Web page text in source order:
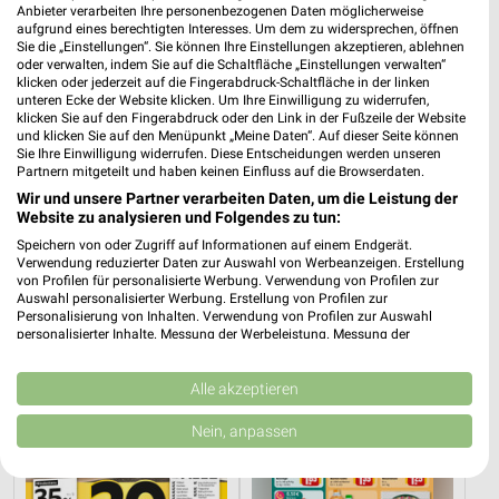
0,3 km
Angebote ab 03.08.
Noch morgen gültig
7,1 km
Dieter Knoll
Gültig bis Fr. 14.08.
XXXLutz REWE
Anbieter verarbeiten Ihre personenbezogenen Daten möglicherweise
aufgrund eines berechtigten Interesses. Um dem zu widersprechen, öffnen
Sie die „Einstellungen“. Sie können Ihre Einstellungen akzeptieren, ablehnen
oder verwalten, indem Sie auf die Schaltfläche „Einstellungen verwalten“
klicken oder jederzeit auf die Fingerabdruck-Schaltfläche in der linken
unteren Ecke der Website klicken. Um Ihre Einwilligung zu widerrufen,
klicken Sie auf den Fingerabdruck oder den Link in der Fußzeile der Website
und klicken Sie auf den Menüpunkt „Meine Daten“. Auf dieser Seite können
Sie Ihre Einwilligung widerrufen. Diese Entscheidungen werden unseren
Partnern mitgeteilt und haben keinen Einfluss auf die Browserdaten.
Wir und unsere Partner verarbeiten Daten, um die Leistung der
Website zu analysieren und Folgendes zu tun:
Speichern von oder Zugriff auf Informationen auf einem Endgerät.
Verwendung reduzierter Daten zur Auswahl von Werbeanzeigen. Erstellung
von Profilen für personalisierte Werbung. Verwendung von Profilen zur
Auswahl personalisierter Werbung. Erstellung von Profilen zur
Personalisierung von Inhalten. Verwendung von Profilen zur Auswahl
personalisierter Inhalte. Messung der Werbeleistung. Messung der
Kombinationen von Daten aus verschiedenen Quellen. Entwicklung und
Verbesserung der Angebote. Verwendung reduzierter Daten zur Auswahl
von Inhalten.
Daten können außerhalb der Europäischen Union weitergegeben und in die
Website/App.
Alle akzeptieren
Nein, anpassen